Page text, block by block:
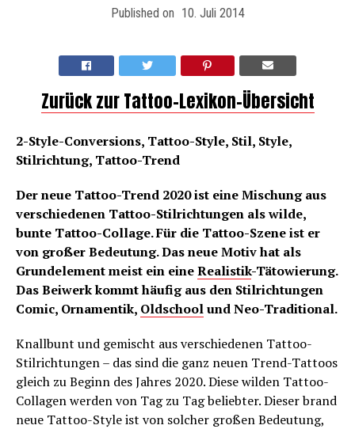
Published on 10. Juli 2014
Zurück zur Tattoo-Lexikon-Übersicht
2-Style-Conversions, Tattoo-Style, Stil, Style,
Stilrichtung, Tattoo-Trend
Der neue Tattoo-Trend 2020 ist eine Mischung aus
verschiedenen Tattoo-Stilrichtungen als wilde,
bunte Tattoo-Collage. Für die Tattoo-Szene ist er
von großer Bedeutung. Das neue Motiv hat als
Grundelement meist ein eineRealistik-Tätowierung.
Das Beiwerk kommt häufig aus den Stilrichtungen
Comic, Ornamentik, Oldschoolund Neo-Traditional.
Knallbunt und gemischt aus verschiedenen Tattoo-
Stilrichtungen – das sind die ganz neuen Trend-Tattoos
gleich zu Beginn des Jahres 2020. Diese wilden Tattoo-
Collagen werden von Tag zu Tag beliebter. Dieser brand
neue Tattoo-Style ist von solcher großen Bedeutung,